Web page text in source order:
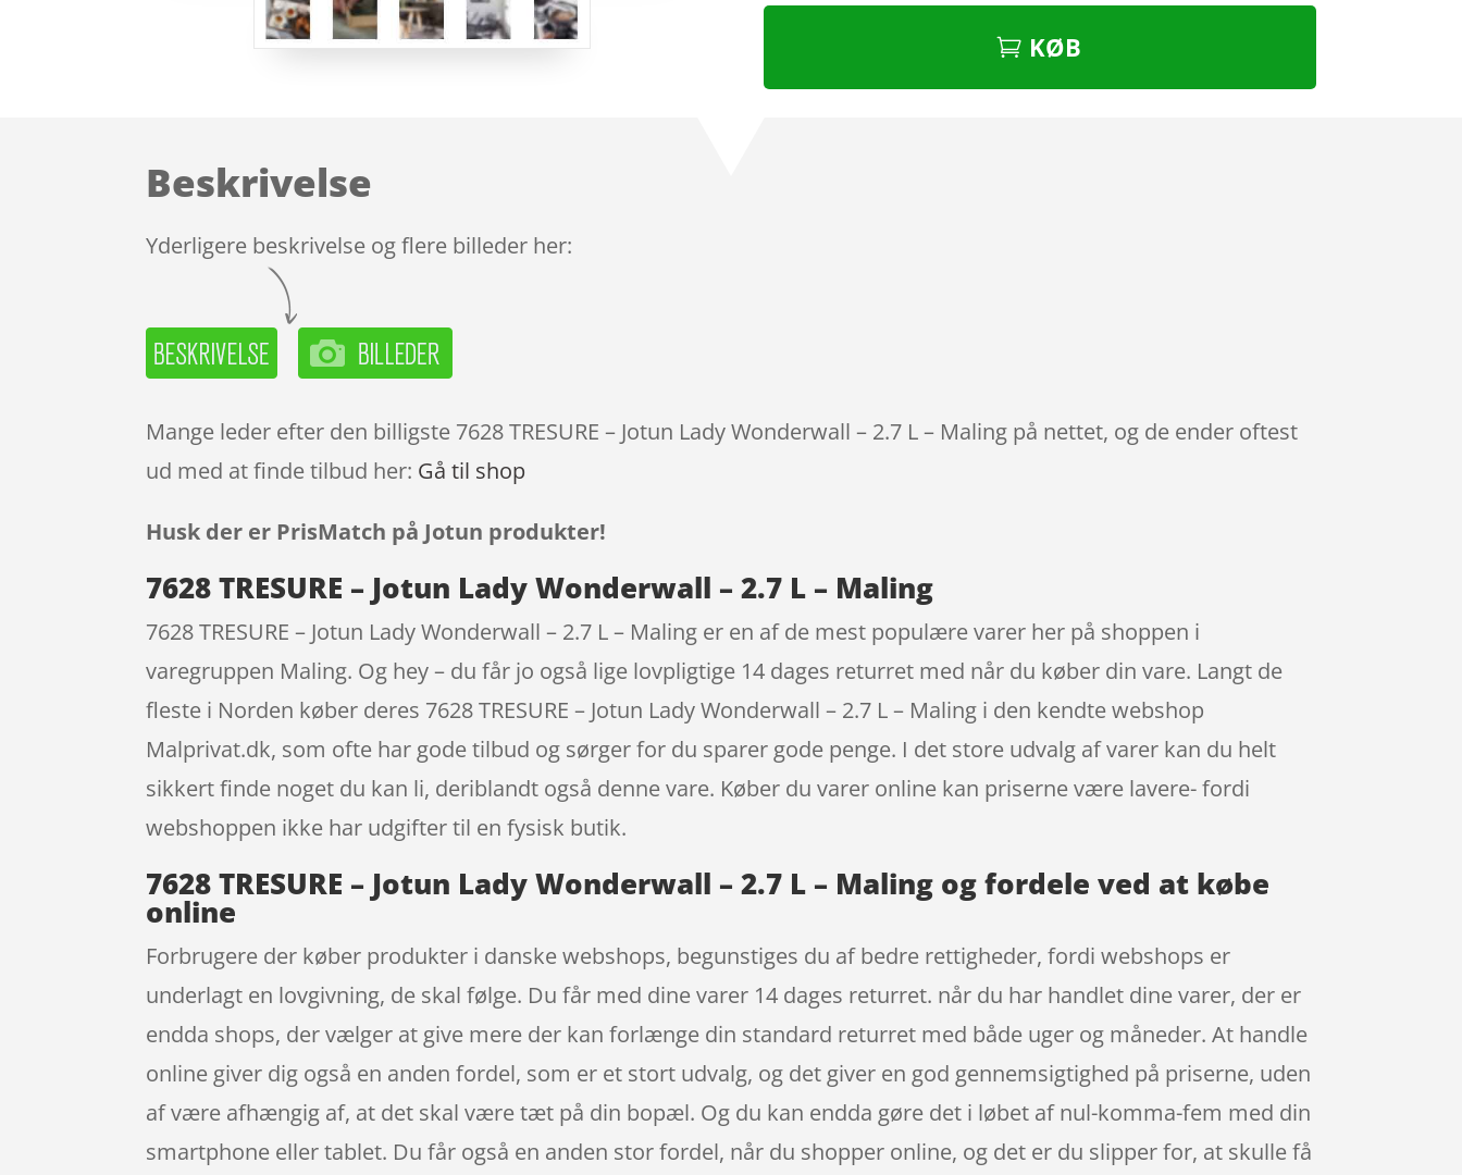
KØB
Beskrivelse
Yderligere beskrivelse og flere billeder her:
Mange leder efter den billigste 7628 TRESURE – Jotun Lady Wonderwall – 2.7 L – Maling på nettet, og de ender oftest
ud med at finde tilbud her: Gå til shop
Husk der er PrisMatch på Jotun produkter!
7628 TRESURE – Jotun Lady Wonderwall – 2.7 L – Maling
7628 TRESURE – Jotun Lady Wonderwall – 2.7 L – Maling er en af de mest populære varer her på shoppen i
varegruppen Maling. Og hey – du får jo også lige lovpligtige 14 dages returret med når du køber din vare. Langt de
fleste i Norden køber deres 7628 TRESURE – Jotun Lady Wonderwall – 2.7 L – Maling i den kendte webshop
Malprivat.dk, som ofte har gode tilbud og sørger for du sparer gode penge. I det store udvalg af varer kan du helt
sikkert finde noget du kan li, deriblandt også denne vare. Køber du varer online kan priserne være lavere- fordi
webshoppen ikke har udgifter til en fysisk butik.
7628 TRESURE – Jotun Lady Wonderwall – 2.7 L – Maling og fordele ved at købe
online
Forbrugere der køber produkter i danske webshops, begunstiges du af bedre rettigheder, fordi webshops er
underlagt en lovgivning, de skal følge. Du får med dine varer 14 dages returret. når du har handlet dine varer, der er
endda shops, der vælger at give mere der kan forlænge din standard returret med både uger og måneder. At handle
online giver dig også en anden fordel, som er et stort udvalg, og det giver en god gennemsigtighed på priserne, uden
af være afhængig af, at det skal være tæt på din bopæl. Og du kan endda gøre det i løbet af nul-komma-fem med din
smartphone eller tablet. Du får også en anden stor fordel, når du shopper online, og det er du slipper for, at skulle få